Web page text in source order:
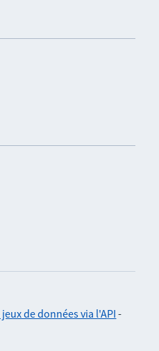
de données via l'API -